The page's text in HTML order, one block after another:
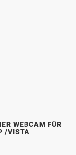
WEBCAM FÜR
/VISTA